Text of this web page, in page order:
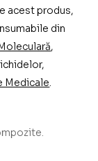
acest produs,
din
,
Medicale.